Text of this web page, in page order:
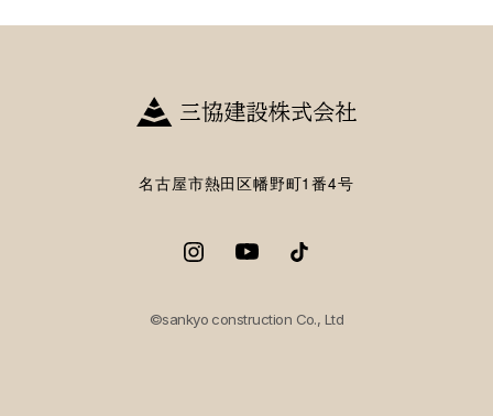
名古屋市熱田区幡野町1番4号
©sankyo construction Co., Ltd